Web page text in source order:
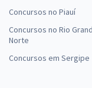
Concursos no Piauí
Concursos no Rio
Norte
Concursos em Sergipe